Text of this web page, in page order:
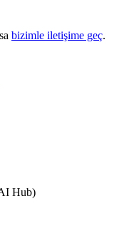
bizimle iletişime geç.
Hub)